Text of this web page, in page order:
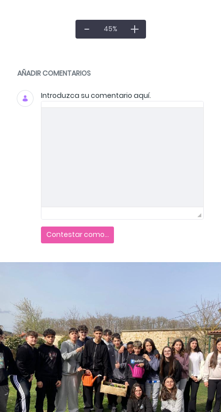
45%
Documentos y multimedia
AÑADIR COMENTARIOS
Introduzca su comentario aquí.
Contestar como...